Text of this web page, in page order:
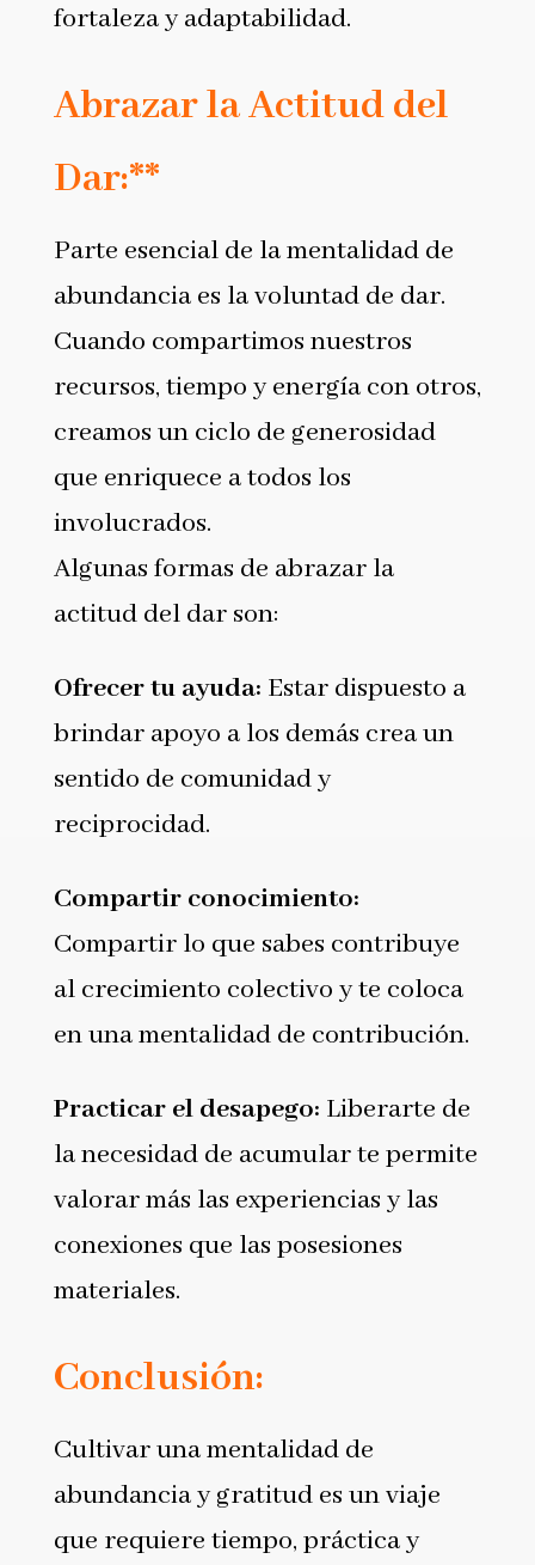
fortaleza y adaptabilidad.
Abrazar la Actitud del
Dar:**
Parte esencial de la mentalidad de
abundancia es la voluntad de dar.
Cuando compartimos nuestros
recursos, tiempo y energía con otros,
creamos un ciclo de generosidad
que enriquece a todos los
involucrados.
Algunas formas de abrazar la
actitud del dar son:
Ofrecer tu ayuda: Estar dispuesto a
brindar apoyo a los demás crea un
sentido de comunidad y
reciprocidad.
Compartir conocimiento:
Compartir lo que sabes contribuye
al crecimiento colectivo y te coloca
en una mentalidad de contribución.
Practicar el desapego: Liberarte de
la necesidad de acumular te permite
valorar más las experiencias y las
conexiones que las posesiones
materiales.
Conclusión:
Cultivar una mentalidad de
abundancia y gratitud es un viaje
que requiere tiempo, práctica y